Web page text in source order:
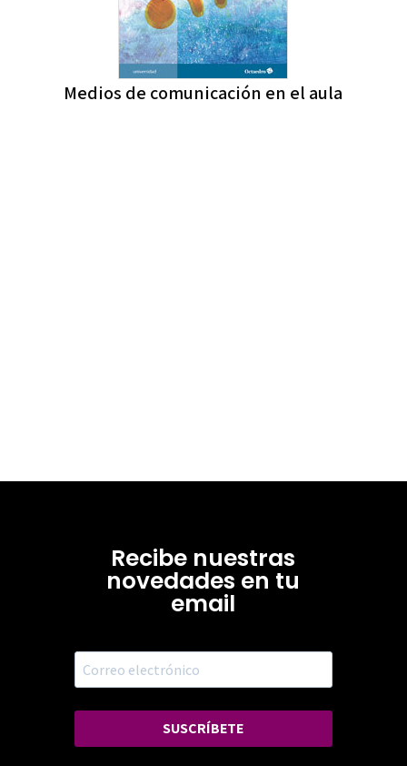
Medios de comunicación en el aula
Recibe nuestras
novedades en tu
email
SUSCRÍBETE